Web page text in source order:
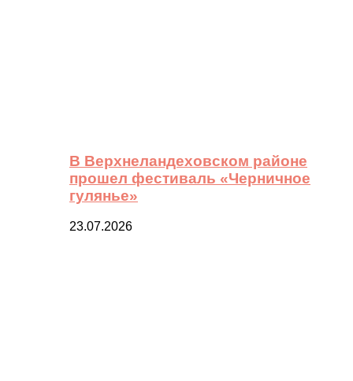
В Верхнеландеховском районе
прошел фестиваль «Черничное
гулянье»
23.07.2026